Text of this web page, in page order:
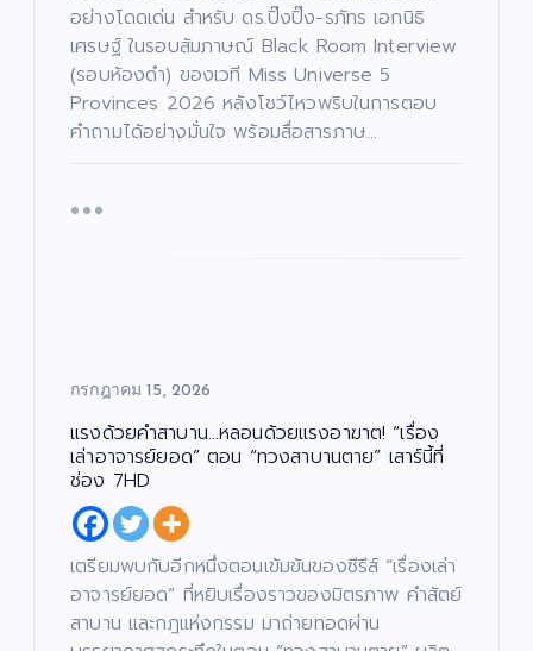
อย่างโดดเด่น สำหรับ ดร.ปิ๊งปิ๊ง-รภัทร เอกนิธิ
เศรษฐ์ ในรอบสัมภาษณ์ Black Room Interview
(รอบห้องดำ) ของเวที Miss Universe 5
Provinces 2026 หลังโชว์ไหวพริบในการตอบ
คำถามได้อย่างมั่นใจ พร้อมสื่อสารภาษ…
กรกฎาคม 15, 2026
แรงด้วยคำสาบาน…หลอนด้วยแรงอาฆาต! “เรื่อง
เล่าอาจารย์ยอด” ตอน “ทวงสาบานตาย” เสาร์นี้ที่
ช่อง 7HD
เตรียมพบกับอีกหนึ่งตอนเข้มข้นของซีรีส์ “เรื่องเล่า
อาจารย์ยอด” ที่หยิบเรื่องราวของมิตรภาพ คำสัตย์
สาบาน และกฎแห่งกรรม มาถ่ายทอดผ่าน